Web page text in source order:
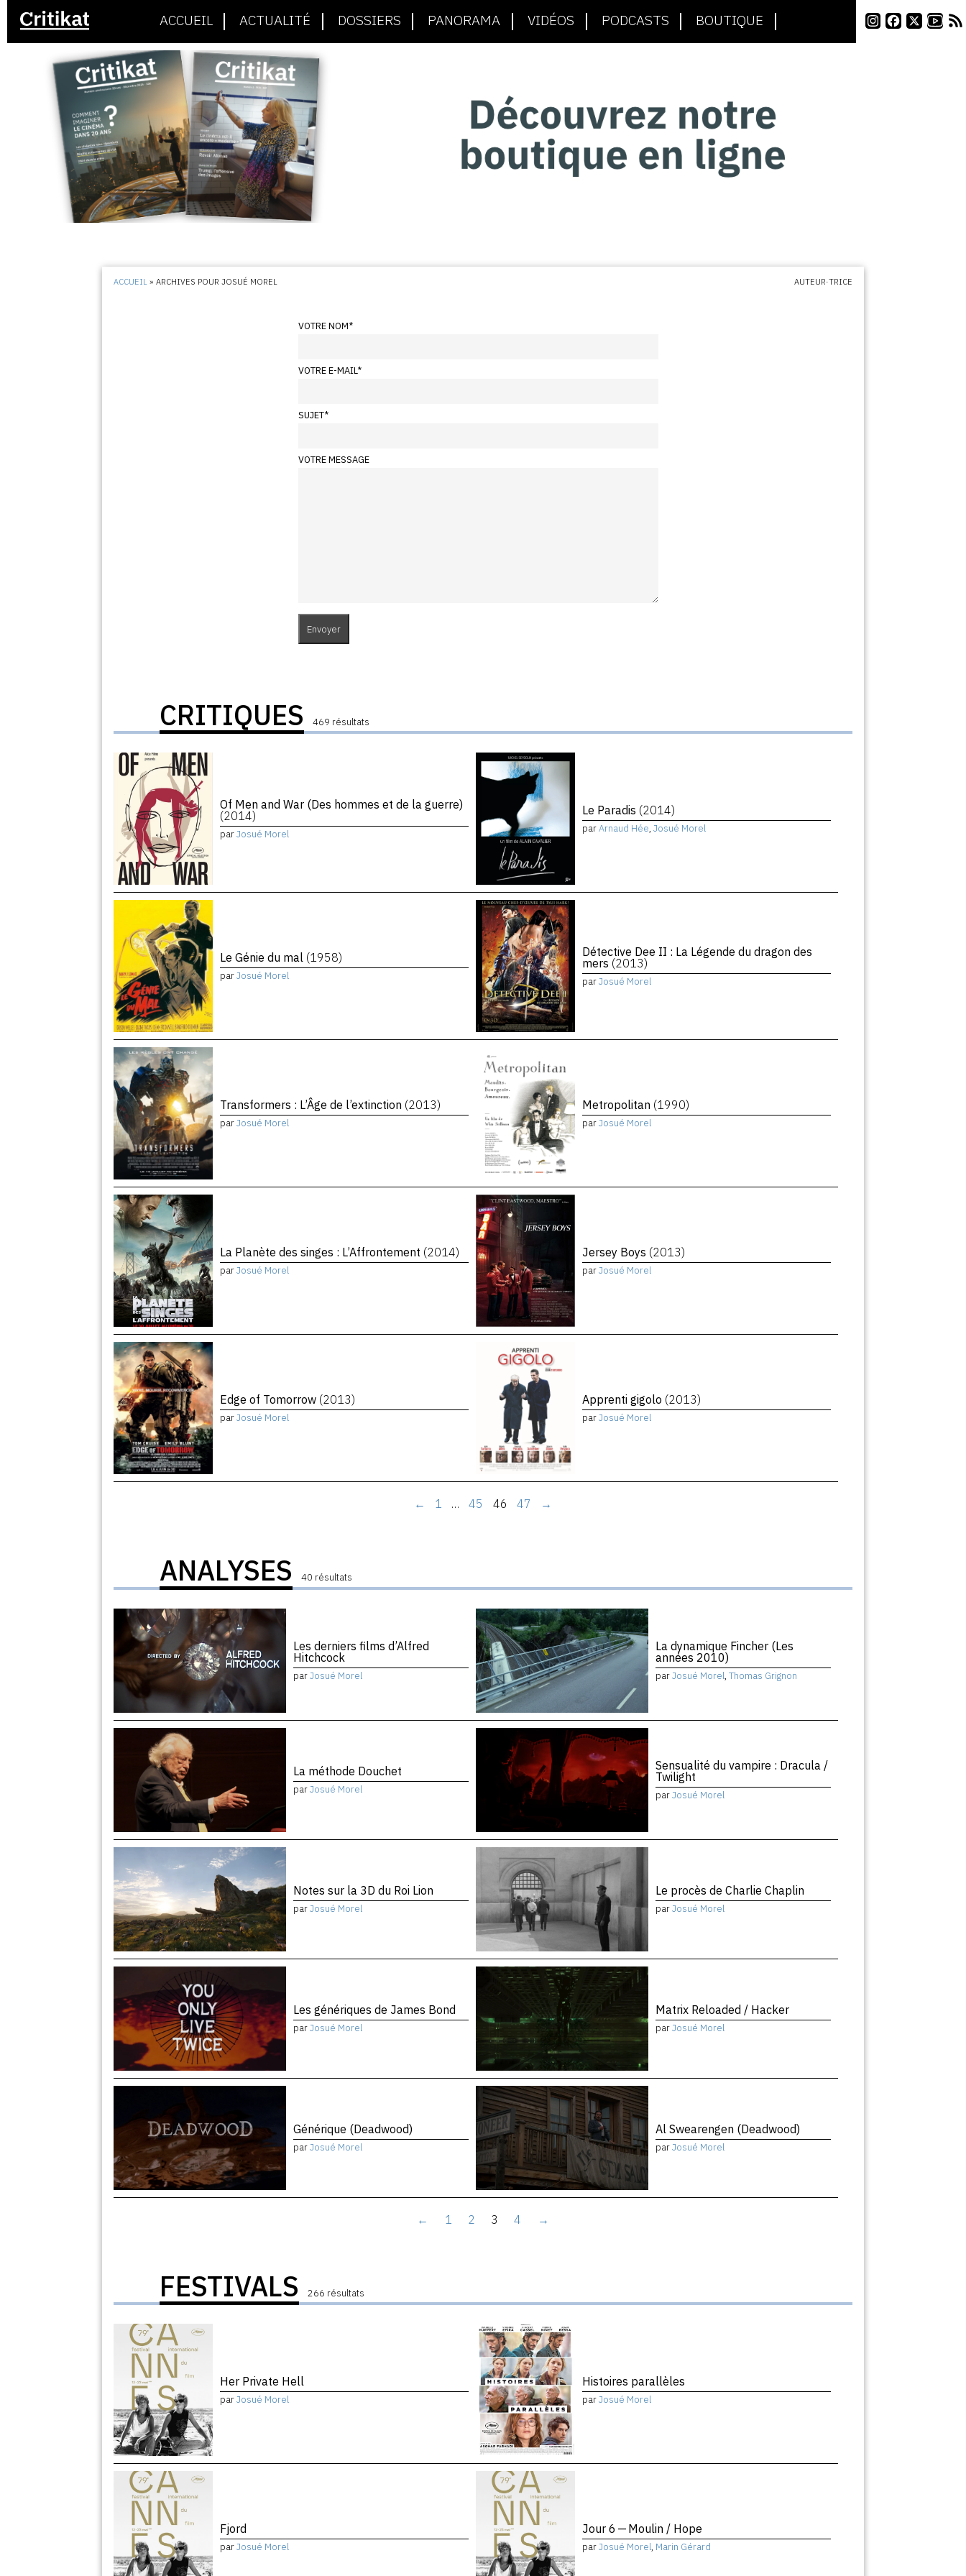
ACCUEIL ACTUALITÉ DOSSIERS PANORAMA VIDÉOS PODCASTS BOUTIQUE
ACCUEIL »ARCHIVES POUR JOSUÉ MOREL AUTEUR·TRICE
VOTRE NOM*
VOTRE E-MAIL*
SUJET*
VOTRE MESSAGE
CRITIQUES 469 résultats
Of Men and War (Des hommes et de la guerre)
(2014)
parJosué Morel
Le Paradis (2014)
parArnaud Hée, Josué Morel
Le Génie du mal (1958)
parJosué Morel
Détective Dee II : La Légende du dragon des
mers (2013)
parJosué Morel
Transformers : L’Âge de l’extinction (2013)
parJosué Morel
Metropolitan (1990)
parJosué Morel
La Planète des singes : L’Affrontement (2014)
parJosué Morel
Jersey Boys (2013)
parJosué Morel
Edge of Tomorrow (2013)
parJosué Morel
Apprenti gigolo (2013)
parJosué Morel
← 1 … 45 46 47 →
ANALYSES 40 résultats
Les derniers films d’Alfred
Hitchcock
parJosué Morel
La dynamique Fincher (Les
années 2010)
parJosué Morel, Thomas Grignon
La méthode Douchet
parJosué Morel
Sensualité du vampire : Dracula /
Twilight
parJosué Morel
Notes sur la 3D du Roi Lion
parJosué Morel
Le procès de Charlie Chaplin
parJosué Morel
Les génériques de James Bond
parJosué Morel
Matrix Reloaded / Hacker
parJosué Morel
Générique (Deadwood)
parJosué Morel
Al Swearengen (Deadwood)
parJosué Morel
← 1 2 3 4 →
FESTIVALS 266 résultats
Her Private Hell
parJosué Morel
Histoires parallèles
parJosué Morel
Fjord
parJosué Morel
Jour 6 — Moulin / Hope
parJosué Morel, Marin Gérard